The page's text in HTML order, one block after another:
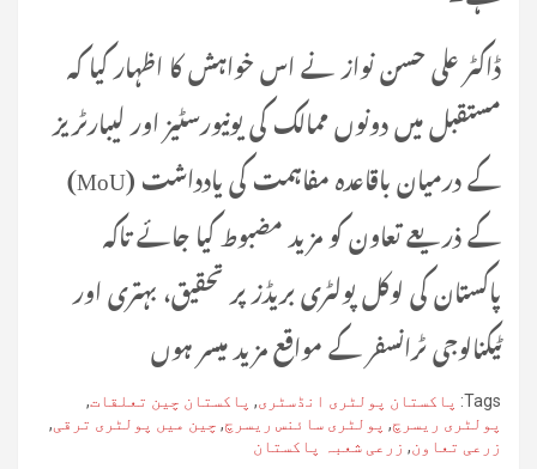
ڈاکٹر علی حسن نواز نے اس خواہش کا اظہار کیا کہ
مستقبل میں دونوں ممالک کی یونیورسٹیز اور لیبارٹریز
کے درمیان باقاعدہ مفاہمت کی یادداشت (MoU)
کے ذریعے تعاون کو مزید مضبوط کیا جائے تاکہ
پاکستان کی لوکل پولٹری بریڈز پر تحقیق، بہتری اور
ٹیکنالوجی ٹرانسفر کے مواقع مزید میسر ہوں
Tags: پاکستان پولٹری انڈسٹری, پاکستان چین تعلقات,
پولٹری ریسرچ, پولٹری سائنس ریسرچ, چین میں پولٹری ترقی,
زرعی تعاون, زرعی شعبہ پاکستان